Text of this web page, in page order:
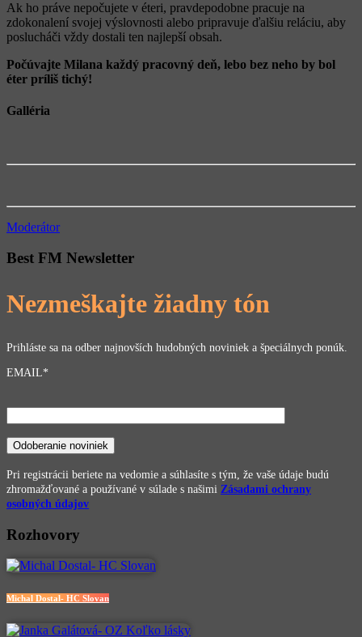
Ak ho práve nepočujete v éteri, pravdepodobne pracuje na
zdokonalení svojej výslovnosti alebo pripravuje ďalšiu reláciu, aby
poslucháči vždy dostali ten najlepší obsah.
Počúvajte Milana každý pracovný deň, lebo bez neho by bol
éter príliš tichý!
Galléria
Moderátor
Best FM Newsletter
Nezmeškajte žiadny tón
Prihláste sa na odber najnovších hudobných noviniek a špeciálnych ponúk.
EMAIL*
Pri registrácii beriete na vedomie a súhlasíte s tým, že vaše údaje budú
zhromažďované a používané v súlade s našimi Zásadami ochrany
osobných údajov
Rozhovory
Michal Dostal- HC Slovan